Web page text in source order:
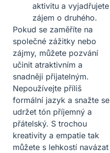
aktivitu a vyjadřujete
zájem o druhého.
Pokud se zaměříte na
společné zážitky nebo
zájmy, můžete pozvání
učinit atraktivním a
snadněji přijatelným.
Nepoužívejte příliš
formální jazyk a snažte se
udržet tón příjemný a
přátelský. S trochou
kreativity a empatie tak
můžete s lehkostí navázat